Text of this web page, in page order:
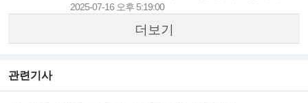
2025-07-16 오후 5:19:00
더보기
관련기사